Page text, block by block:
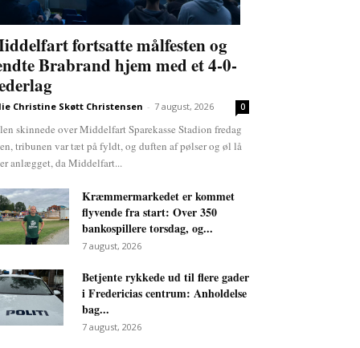
fortsatte målfesten og
Brabrand hjem med et 4-0-
Christine Skøtt Christensen - 7 august, 2026 0
skinnede over Middelfart Sparekasse Stadion fredag
tribunen var tæt på fyldt, og duften af pølser og øl lå
anlægget, da Middelfart...
Kræmmermarkedet er kommet
flyvende fra start: Over 350
bankospillere torsdag, og...
7 august, 2026
Betjente rykkede ud til flere gader
i Fredericias centrum: Anholdelse
bag...
7 august, 2026